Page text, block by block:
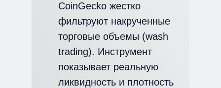
CoinGecko жестко
фильтруют накрученные
торговые объемы (wash
trading). Инструмент
показывает реальную
ликвидность и плотность